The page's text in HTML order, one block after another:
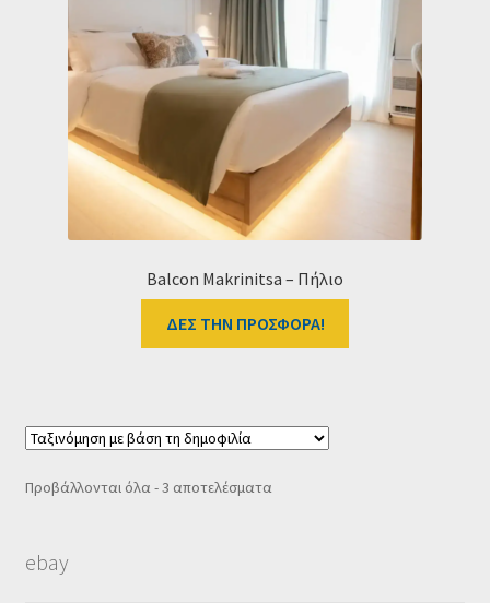
Balcon Makrinitsa – Πήλιο
ΔΕΣ ΤΗΝ ΠΡΟΣΦΟΡΑ!
Προβάλλονται όλα - 3 αποτελέσματαSorted
ebay